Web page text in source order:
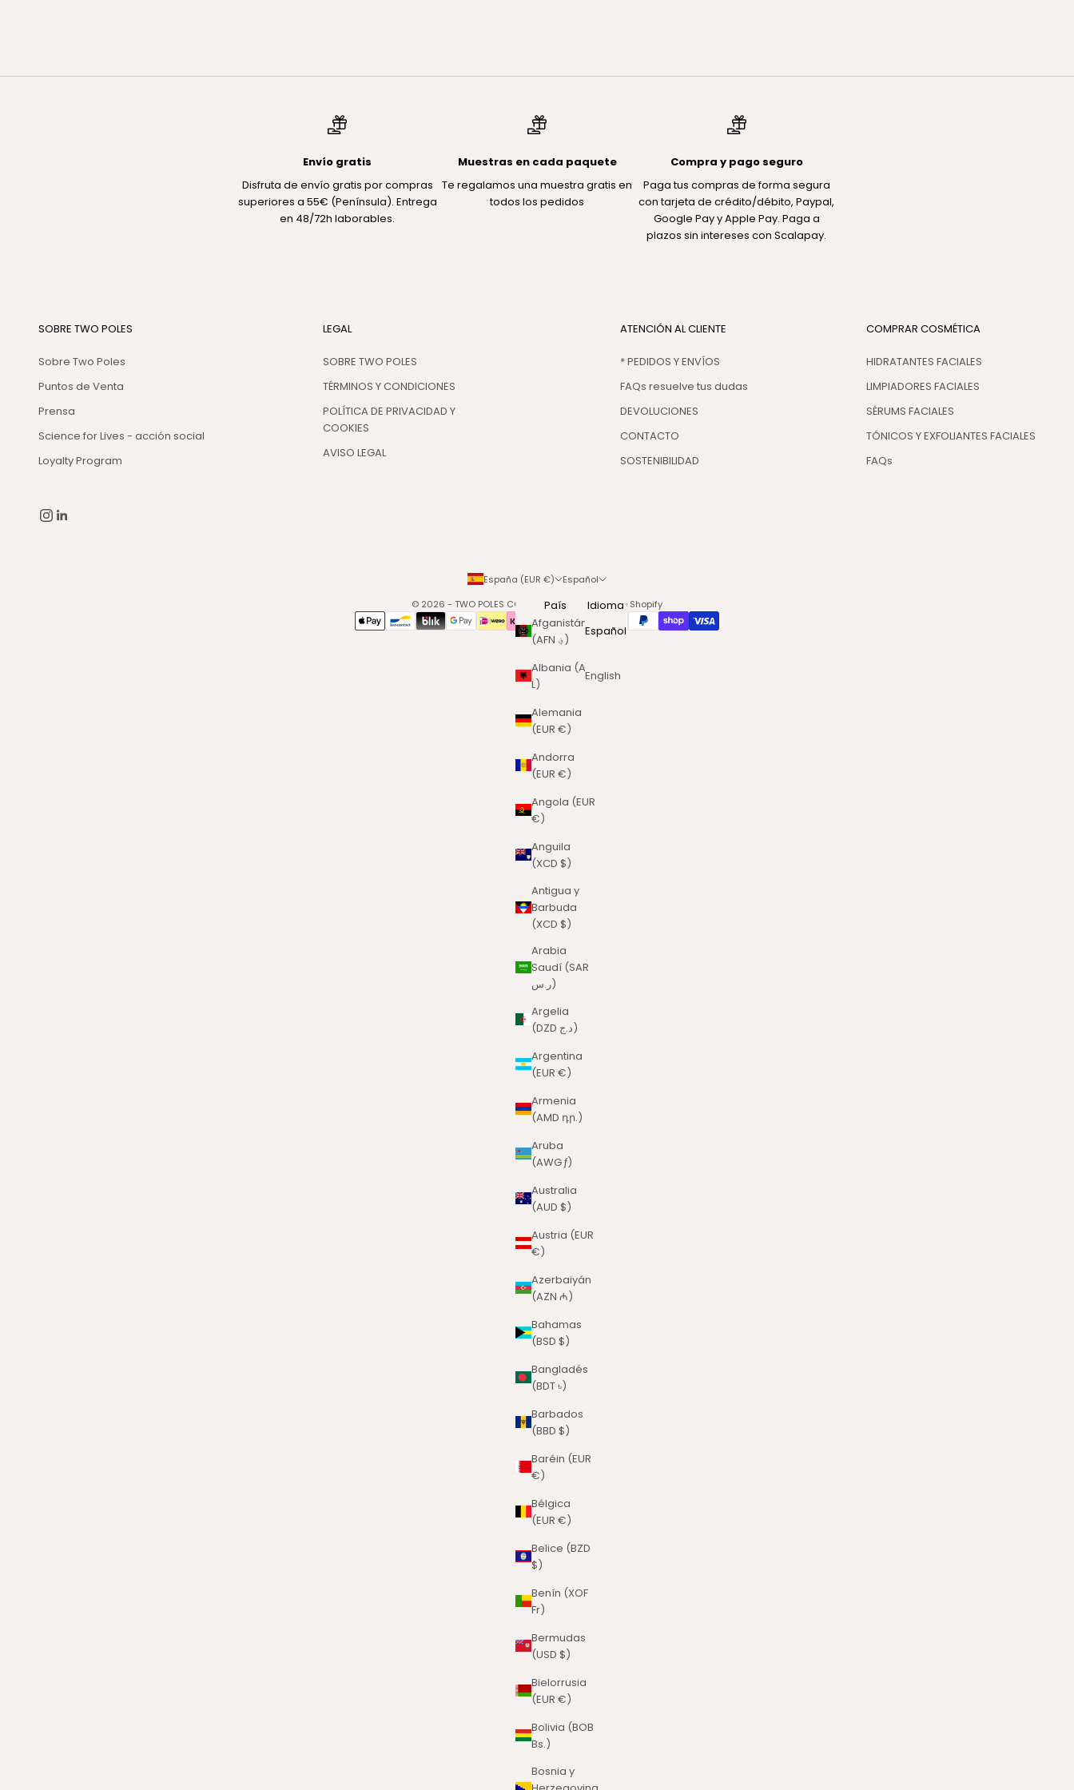
Envío gratis
Disfruta de envío gratis por compras
superiores a 55€ (Península). Entrega
en 48/72h laborables.
Muestras en cada paquete
Te regalamos una muestra gratis en
todos los pedidos
Compra y pago seguro
Paga tus compras de forma segura
con tarjeta de crédito/débito, Paypal,
Google Pay y Apple Pay. Paga a
plazos sin intereses con Scalapay.
SOBRE TWO POLES
Sobre Two Poles
Puntos de Venta
Prensa
Science for Lives - acción social
Loyalty Program
LEGAL
SOBRE TWO POLES
TÉRMINOS Y CONDICIONES
POLÍTICA DE PRIVACIDAD Y
COOKIES
AVISO LEGAL
ATENCIÓN AL CLIENTE
* PEDIDOS Y ENVÍOS
FAQs resuelve tus dudas
DEVOLUCIONES
CONTACTO
SOSTENIBILIDAD
COMPRAR COSMÉTICA
HIDRATANTES FACIALES
LIMPIADORES FACIALES
SÉRUMS FACIALES
TÓNICOS Y EXFOLIANTES FACIALES
FAQs
España (EUR €)
País
Afganistán
(AFN ؋)
Albania (ALL
L)
Alemania
(EUR €)
Andorra
(EUR €)
Angola (EUR
€)
Anguila
(XCD $)
Antigua y
Barbuda
(XCD $)
Arabia
Saudí (SAR
ر.س)
Argelia
(DZD د.ج)
Argentina
(EUR €)
Armenia
(AMD դր.)
Aruba
(AWG ƒ)
Australia
(AUD $)
Austria (EUR
€)
Azerbaiyán
(AZN ₼)
Bahamas
(BSD $)
Bangladés
(BDT ৳)
Barbados
(BBD $)
Baréin (EUR
€)
Bélgica
(EUR €)
Belice (BZD
$)
Benín (XOF
Fr)
Bermudas
(USD $)
Bielorrusia
(EUR €)
Bolivia (BOB
Bs.)
Bosnia y
Español
Idioma
Español
English
© 2026 - TWO POLES COSMETICSTecnología de Shopify